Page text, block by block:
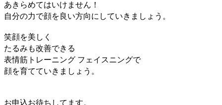
あきらめてはいけません！
自分の力で顔を良い方向にしていきましょう。
笑顔を美しく
たるみも改善できる
表情筋トレーニング フェイスニングで
顔を育てていきましょう。
お申込お待ちしてます。